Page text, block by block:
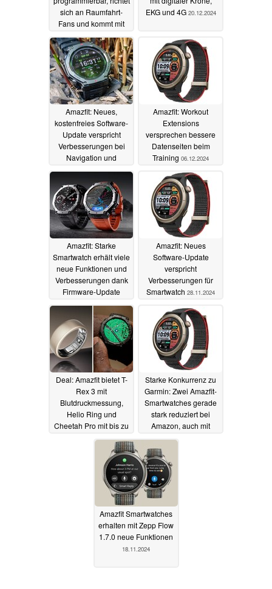
sich an Raumfahrt-
Fans und kommt mit
GPS22.12.2024
EKG und 4G 20.12.2024
Amazfit: Neues,
kostenfreies Software-
Update verspricht
Verbesserungen bei
Navigation und
Zeitanzeige12.12.2024
Amazfit: Workout
Extensions
versprechen bessere
Datenseiten beim
Training 06.12.2024
Amazfit: Starke
Smartwatch erhält viele
neue Funktionen und
Verbesserungen dank
Firmware-Update
30.11.2024
Amazfit: Neues
Software-Update
verspricht
Verbesserungen für
Smartwatch 28.11.2024
Deal: Amazfit bietet T-
Rex 3 mit
Blutdruckmessung,
Helio Ring und
Cheetah Pro mit bis zu
50% Rabatt an
Starke Konkurrenz zu
Garmin: Zwei Amazfit-
Smartwatches gerade
stark reduziert bei
Amazon, auch mit
Karten und
Musikspeicher
18.11.2024
Amazfit Smartwatches
erhalten mit Zepp Flow
1.7.0 neue Funktionen
18.11.2024